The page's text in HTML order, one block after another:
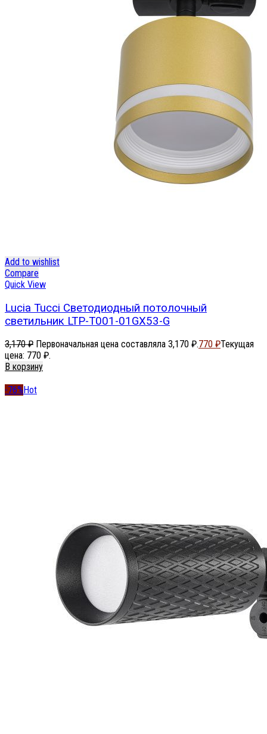
Add to wishlist
Compare
Quick View
Lucia Tucci Светодиодный потолочный
светильник LTP-T001-01GX53-G
3,170₽ Первоначальная цена составляла 3,170 ₽.770 ₽Текущая
цена: 770 ₽.
В корзину
-76% Hot